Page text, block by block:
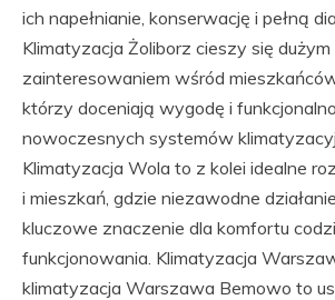
ich napełnianie, konserwację i pełną
Klimatyzacja Żoliborz cieszy się dużym
zainteresowaniem wśród
którzy doceniają wygodę i
nowoczesnych systemów
Klimatyzacja Wola to z kolei idealne
i mieszkań, gdzie niezawodne
kluczowe znaczenie dla komfortu
funkcjonowania. Klimatyzacja
klimatyzacja Warszawa Bemowo to